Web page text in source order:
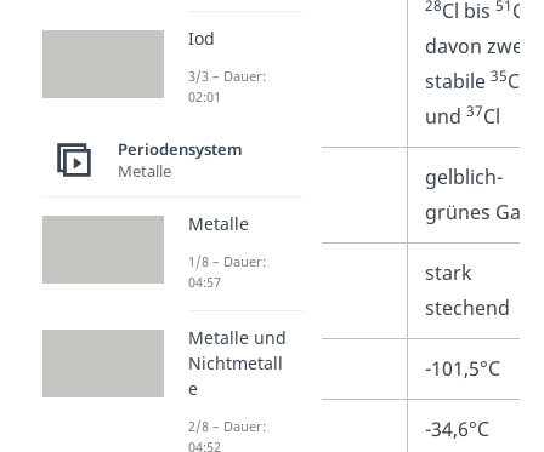
28Cl bis 51Cl,
davon zwei
stabile 35Cl
und 37Cl
Aussehen
gelblich-
grünes Gas
Geruch
stark
stechend
Schmelzpunkt -101,5°C
Siedepunkt -34,6°C
Iod
3/3 – Dauer:
02:01
Periodensystem
Metalle
Metalle
1/8 – Dauer:
04:57
Metalle und
Nichtmetall
e
2/8 – Dauer:
04:52